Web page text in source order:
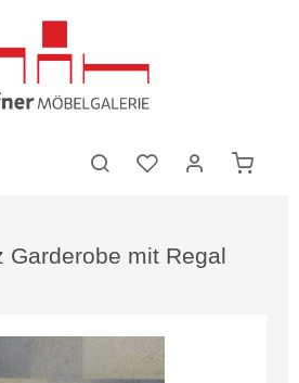
Garderobe mit Regal